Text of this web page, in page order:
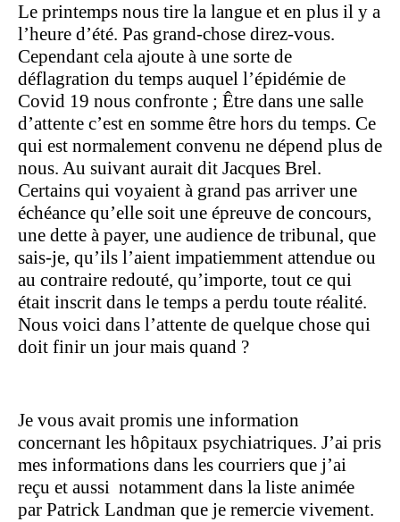
Le printemps nous tire la langue et en plus il y a
l’heure d’été. Pas grand-chose direz-vous.
Cependant cela ajoute à une sorte de
déflagration du temps auquel l’épidémie de
Covid 19 nous confronte ; Être dans une salle
d’attente c’est en somme être hors du temps. Ce
qui est normalement convenu ne dépend plus de
nous. Au suivant aurait dit Jacques Brel.
Certains qui voyaient à grand pas arriver une
échéance qu’elle soit une épreuve de concours,
une dette à payer, une audience de tribunal, que
sais-je, qu’ils l’aient impatiemment attendue ou
au contraire redouté, qu’importe, tout ce qui
était inscrit dans le temps a perdu toute réalité.
Nous voici dans l’attente de quelque chose qui
doit finir un jour mais quand ?
Je vous avait promis une information
concernant les hôpitaux psychiatriques. J’ai pris
mes informations dans les courriers que j’ai
reçu et aussi notamment dans la liste animée
par Patrick Landman que je remercie vivement.